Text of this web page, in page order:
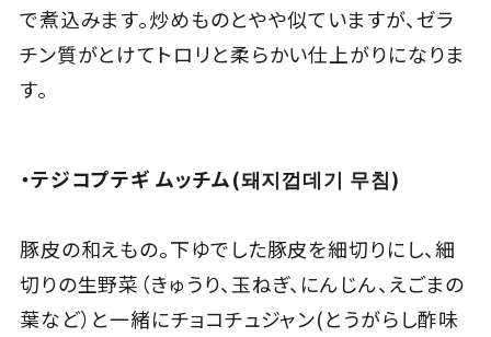
で煮込みます。炒めものとやや似ていますが、ゼラ
チン質がとけてトロリと柔らかい仕上がりになりま
す。
・テジコプテギ ムッチム(돼지껍데기 무침)
豚皮の和えもの。下ゆでした豚皮を細切りにし、細
切りの生野菜（きゅうり、玉ねぎ、にんじん、えごまの
葉など）と一緒にチョコチュジャン(とうがらし酢味